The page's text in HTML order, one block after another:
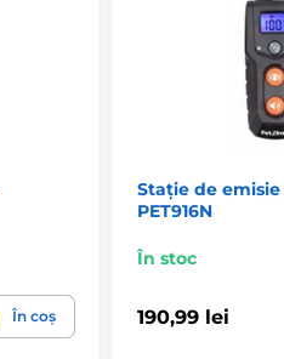
În coș
Stație de
PET916N
În stoc
190,99 lei